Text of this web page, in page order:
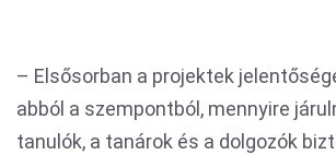
– Elsősorban a projektek
abból a szempontból, mennyire
tanulók, a tanárok és a dolgozók